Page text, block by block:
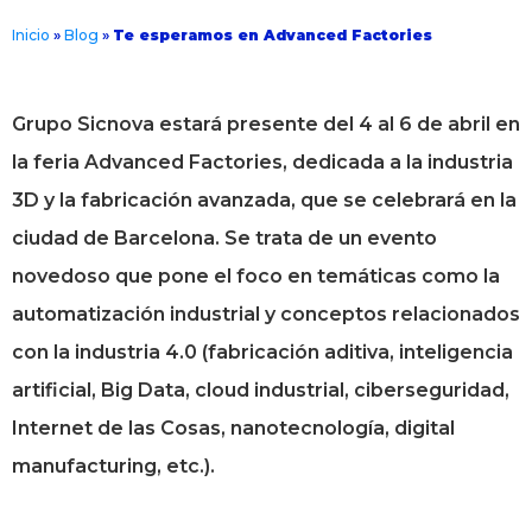
Inicio » Blog » Te esperamos en Advanced Factories
Grupo Sicnova estará presente del 4 al 6 de abril en
la feria Advanced Factories, dedicada a la industria
3D y la fabricación avanzada, que se celebrará en la
ciudad de Barcelona. Se trata de un evento
novedoso que pone el foco en temáticas como la
automatización industrial y conceptos relacionados
con la industria 4.0 (fabricación aditiva, inteligencia
artificial, Big Data, cloud industrial, ciberseguridad,
Internet de las Cosas, nanotecnología, digital
manufacturing, etc.).